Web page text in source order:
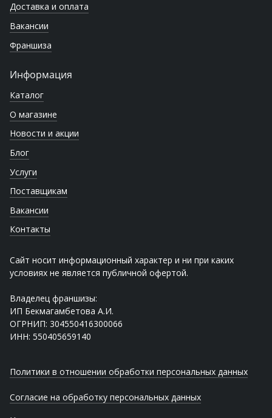
Доставка и оплата
Вакансии
Франшиза
Информация
Каталог
О магазине
Новости и акции
Блог
Услуги
Поставщикам
Вакансии
Контакты
Сайт носит информационный характер и ни при каких
условиях не является публичной офертой.
Владелец франшизы:
ИП Бекмагамбетова А.И.
ОГРНИП: 304550416300066
ИНН: 550405659140
Политики в отношении обработки персональных данных
Согласие на обработку персональных данных